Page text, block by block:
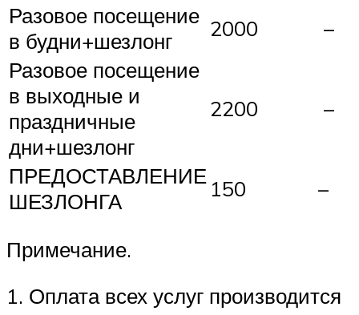
Разовое посещение
в будни+шезлонг
2000
–
Разовое посещение
в выходные и
праздничные
дни+шезлонг
2200 –
ПРЕДОСТАВЛЕНИЕ
ШЕЗЛОНГА
150 –
Примечание.
1. Оплата всех услуг производится